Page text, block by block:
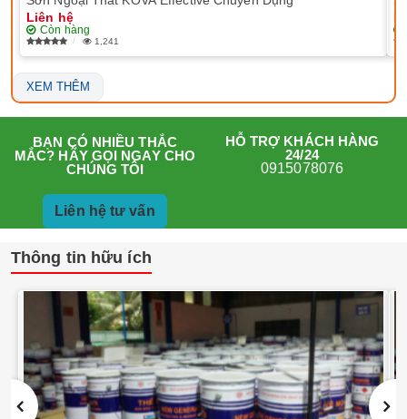
Liên hệ
Còn hàng
1,241
XEM THÊM
BẠN CÓ NHIỀU THẮC
MẮC? HÃY GỌI NGAY CHO
CHÚNG TÔI
HỖ TRỢ KHÁCH HÀNG
24/24
0915078076
Liên hệ tư vấn
Thông tin hữu ích